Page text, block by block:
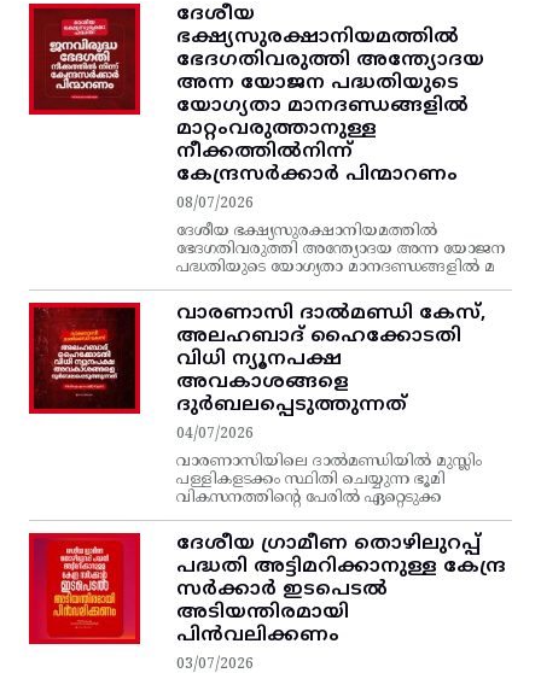
ദേശീയ
ഭക്ഷ്യസുരക്ഷാനിയമത്തിൽ
ഭേദഗതിവരുത്തി അന്ത്യോദയ
അന്ന യോജന പദ്ധതിയുടെ
യോഗ്യതാ മാനദണ്ഡങ്ങളിൽ
മാറ്റംവരുത്താനുള്ള
നീക്കത്തിൽനിന്ന്‌
കേന്ദ്രസർക്കാർ പിന്മാറണം
08/07/2026
ദേശീയ ഭക്ഷ്യസുരക്ഷാനിയമത്തിൽ
ഭേദഗതിവരുത്തി അന്ത്യോദയ അന്ന യോജന
പദ്ധതിയുടെ യോഗ്യതാ മാനദണ്ഡങ്ങളിൽ മ
വാരണാസി ദാൽമണ്ഡി കേസ്,
അലഹബാദ് ഹൈക്കോടതി
വിധി ന്യൂനപക്ഷ
അവകാശങ്ങളെ
ദുർബലപ്പെടുത്തുന്നത്
04/07/2026
വാരണാസിയിലെ ദാൽമണ്ഡിയിൽ മുസ്ലിം
പള്ളികളടക്കം സ്ഥിതി ചെയ്യുന്ന ഭൂമി
വികസനത്തിന്റെ പേരിൽ ഏറ്റെടുക്ക
ദേശീയ ഗ്രാമീണ തൊഴിലുറപ്പ്‌
പദ്ധതി അട്ടിമറിക്കാനുള്ള കേന്ദ്ര
സര്‍ക്കാര്‍ ഇടപെടല്‍
അടിയന്തിരമായി
പിന്‍വലിക്കണം
03/07/2026